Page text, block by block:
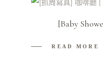
[Baby
READ MORE